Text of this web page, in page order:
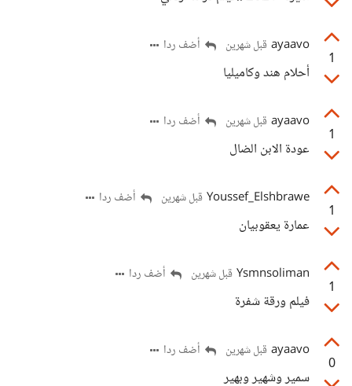
1
ayaavo قبل شهرين أضف ردا
أحلام هند وكاميليا
1
ayaavo قبل شهرين أضف ردا
عودة الابن الضال
1
Youssef_Elshbrawe قبل شهرين أضف ردا
عمارة يعقوبيان
1
Ysmnsoliman قبل شهرين أضف ردا
فيلم ورقة شفرة
0
ayaavo قبل شهرين أضف ردا
سمير وشهير وبهير